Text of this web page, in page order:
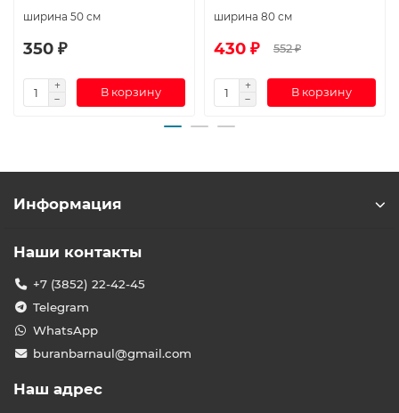
ширина 50 см
350 ₽
В корзину
ширина 80 см
430 ₽ 552 ₽
В корзину
Информация
Наши контакты
+7 (3852) 22-42-45
Telegram
WhatsApp
buranbarnaul@gmail.com
Наш адрес